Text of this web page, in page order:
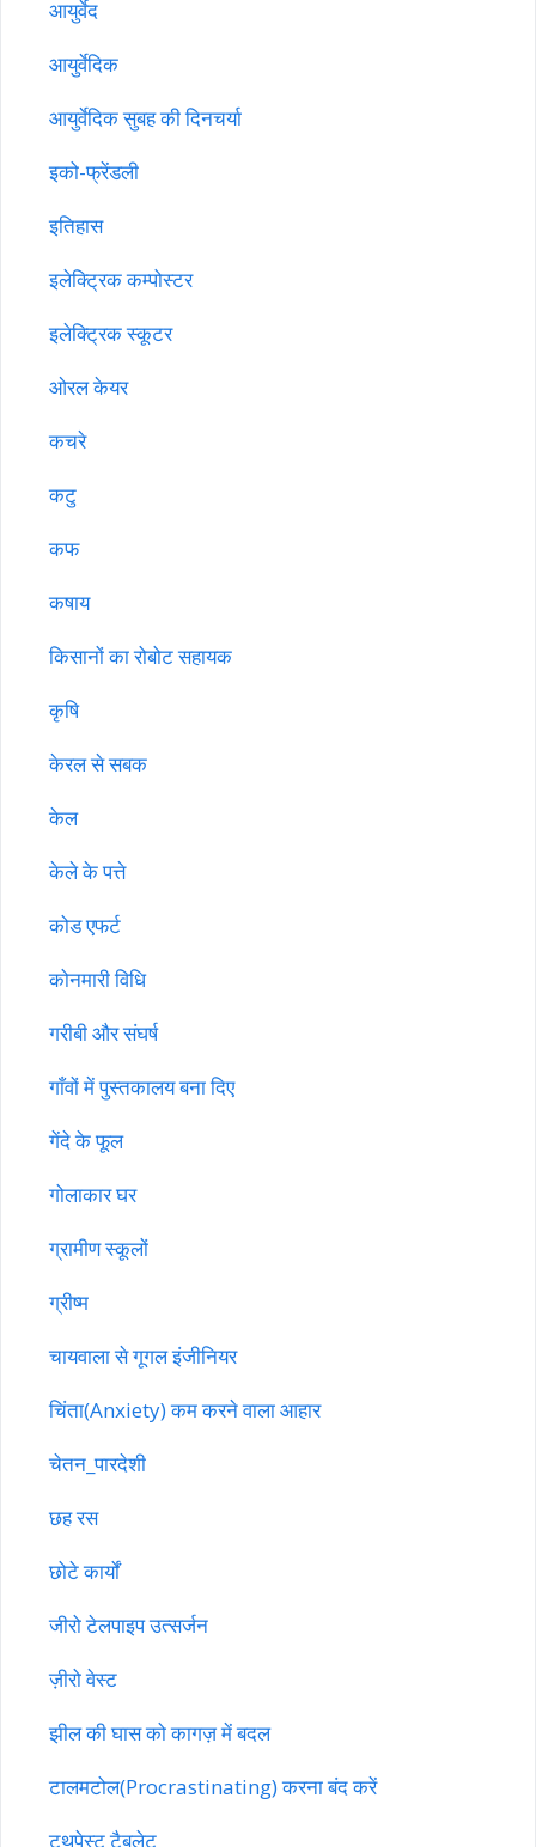
आयुर्वेद
आयुर्वेदिक
आयुर्वेदिक सुबह की दिनचर्या
इको-फ्रेंडली
इतिहास
इलेक्ट्रिक कम्पोस्टर
इलेक्ट्रिक स्कूटर
ओरल केयर
कचरे
कटु
कफ
कषाय
किसानों का रोबोट सहायक
कृषि
केरल से सबक
केल
केले के पत्ते
कोड एफर्ट
कोनमारी विधि
गरीबी और संघर्ष
गाँवों में पुस्तकालय बना दिए
गेंदे के फूल
गोलाकार घर
ग्रामीण स्कूलों
ग्रीष्म
चायवाला से गूगल इंजीनियर
चिंता(Anxiety) कम करने वाला आहार
चेतन_पारदेशी
छह रस
छोटे कार्यों
जीरो टेलपाइप उत्सर्जन
ज़ीरो वेस्ट
झील की घास को कागज़ में बदल
टालमटोल(Procrastinating) करना बंद करें
टूथपेस्ट टैबलेट